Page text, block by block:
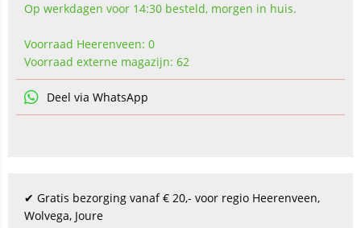
Op werkdagen voor 14:30 besteld, morgen in huis.
Voorraad Heerenveen: 0
Voorraad externe magazijn: 62
Deel via WhatsApp
✔ Gratis bezorging vanaf € 20,- voor regio Heerenveen,
Wolvega, Joure